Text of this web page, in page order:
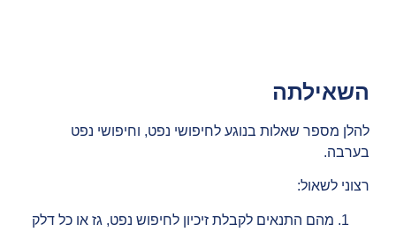
השאילתה
להלן מספר שאלות בנוגע לחיפושי נפט, וחיפושי נפט
בערבה.
רצוני לשאול:
מהם התנאים לקבלת זיכיון לחיפוש נפט, גז או כל דלק